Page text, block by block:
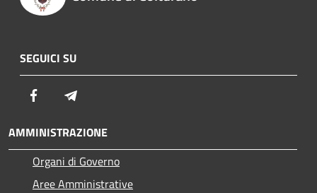
SEGUICI SU
Facebook
AMMINISTRAZIONE
Organi di Governo
Aree Amministrative